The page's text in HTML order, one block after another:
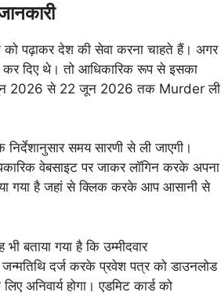
को पढ़ाकर देश की सेवा करना चाहते हैं। अगर
दिए थे। तो आधिकारिक रूप से इसका
8 जून 2026 से 22 जून 2026 तक Murder ली
समय सारणी से ली जाएगी।
वेबसाइट पर जाकर लॉगिन करके अपना
गया है जहां से क्लिक करके आप आसानी से
बताया गया है कि उम्मीदवार
दर्ज करके प्रवेश पत्र को डाउनलोड
अनिवार्य होगा। एडमिट कार्ड को